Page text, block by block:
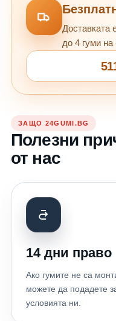
Доставката
до 4 гуми на
ЗАЩО 24GUMI.BG
Полезни
от нас
14 дни
Ако гумите не са
можете да подадете
условията ни.